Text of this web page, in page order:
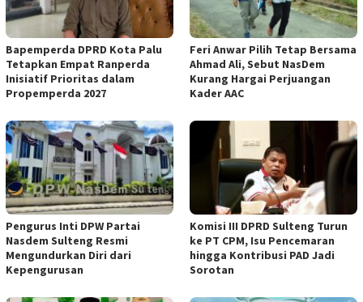
Bapemperda DPRD Kota Palu
Tetapkan Empat Ranperda
Inisiatif Prioritas dalam
Propemperda 2027
Feri Anwar Pilih Tetap Bersama
Ahmad Ali, Sebut NasDem
Kurang Hargai Perjuangan
Kader AAC
Pengurus Inti DPW Partai
Nasdem Sulteng Resmi
Mengundurkan Diri dari
Kepengurusan
Komisi III DPRD Sulteng Turun
ke PT CPM, Isu Pencemaran
hingga Kontribusi PAD Jadi
Sorotan